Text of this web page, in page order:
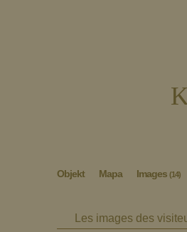
Objekt Mapa Images (14)
Les images des